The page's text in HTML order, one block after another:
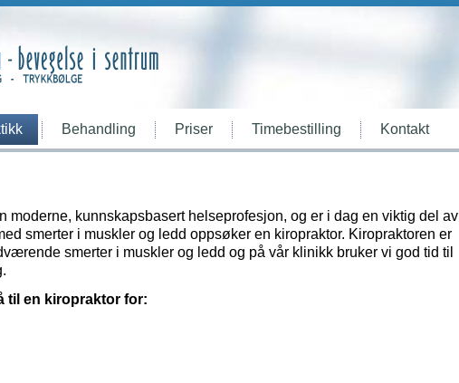
Behandling Priser Timebestilling Kontakt
moderne, kunnskapsbasert helseprofesjon, og er i dag en viktig del av
smerter i muskler og ledd oppsøker en kiropraktor. Kiropraktoren er
smerter i muskler og ledd og på vår klinikk bruker vi god tid til
til en kiropraktor for: